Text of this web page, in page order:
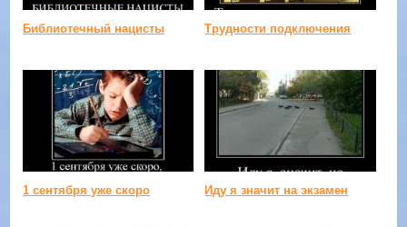
Библиотечный нацисты Трудности подключения
1 сентября уже скоро Иду я значит на экзамен